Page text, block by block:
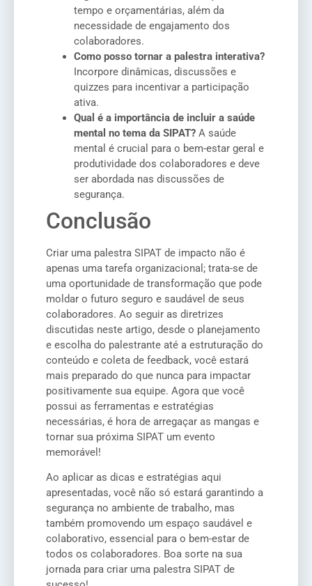
tempo e orçamentárias, além da
necessidade de engajamento dos
colaboradores.
Como posso tornar a palestra interativa?
Incorpore dinâmicas, discussões e
quizzes para incentivar a participação
ativa.
Qual é a importância de incluir a saúde
mental no tema da SIPAT? A saúde
mental é crucial para o bem-estar geral e
produtividade dos colaboradores e deve
ser abordada nas discussões de
segurança.
Conclusão
Criar uma palestra SIPAT de impacto não é
apenas uma tarefa organizacional; trata-se de
uma oportunidade de transformação que pode
moldar o futuro seguro e saudável de seus
colaboradores. Ao seguir as diretrizes
discutidas neste artigo, desde o planejamento
e escolha do palestrante até a estruturação do
conteúdo e coleta de feedback, você estará
mais preparado do que nunca para impactar
positivamente sua equipe. Agora que você
possui as ferramentas e estratégias
necessárias, é hora de arregaçar as mangas e
tornar sua próxima SIPAT um evento
memorável!
Ao aplicar as dicas e estratégias aqui
apresentadas, você não só estará garantindo a
segurança no ambiente de trabalho, mas
também promovendo um espaço saudável e
colaborativo, essencial para o bem-estar de
todos os colaboradores. Boa sorte na sua
jornada para criar uma palestra SIPAT de